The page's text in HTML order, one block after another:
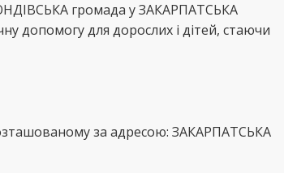
громада у ЗАКАРПАТСЬКА
допомогу для дорослих і дітей, стаючи
за адресою: ЗАКАРПАТСЬКА